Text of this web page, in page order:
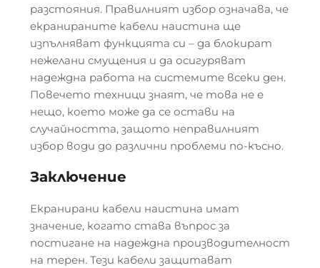
разстояния. Правилният избор означава, че
екранираните кабели наистина ще
изпълняват функцията си – да блокират
нежелани смущения и да осигуряват
надеждна работа на системите всеки ден.
Повечето техници знаят, че това не е
нещо, което може да се остави на
случайността, защото неправилният
избор води до различни проблеми по-късно.
Заключение
Екранирани кабели наистина имат
значение, когато става въпрос за
постигане на надеждна производителност
на терен. Тези кабели защитават